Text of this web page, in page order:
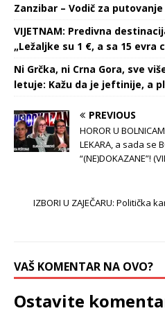
Zanzibar – Vodič za putovanje
VIJETNAM: Predivna
„Ležaljke su 1 €, a sa 15 evra
Ni Grčka, ni Crna Gora, sve
letuje: Kažu da je jeftinije, a
PREVIOUS
HOROR U
LEKARA, a sada se
“(NE)DOKAZANE”!
IZBORI U ZAJEČARU: Politička
VAŠ KOMENTAR NA OVO?
Ostavite